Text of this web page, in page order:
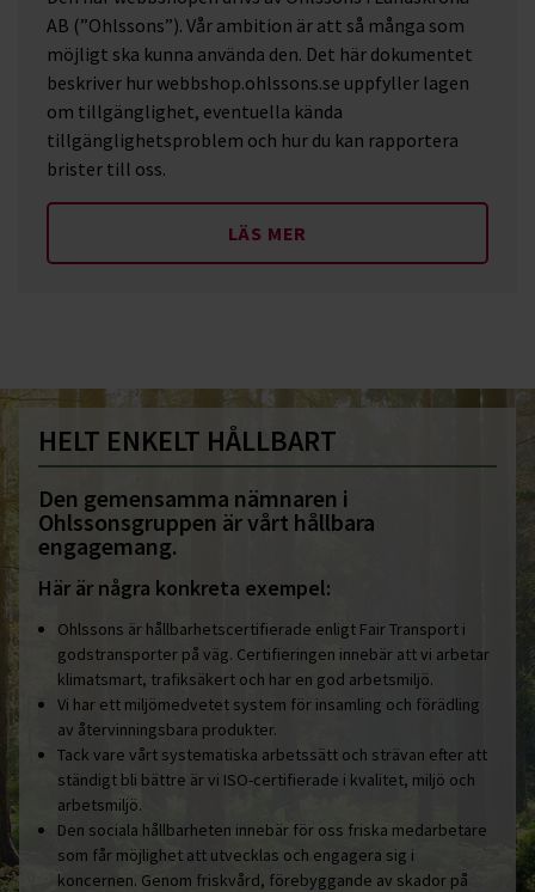
AB (”Ohlssons”). Vår ambition är att så många som
möjligt ska kunna använda den. Det här dokumentet
beskriver hur webbshop.ohlssons.se uppfyller lagen
om tillgänglighet, eventuella kända
tillgänglighetsproblem och hur du kan rapportera
brister till oss.
LÄS MER
HELT ENKELT HÅLLBART
Den gemensamma nämnaren i
Ohlssonsgruppen är vårt hållbara
engagemang.
Här är några konkreta exempel:
Ohlssons är hållbarhetscertifierade enligt Fair Transport i
godstransporter på väg. Certifieringen innebär att vi arbetar
klimatsmart, trafiksäkert och har en god arbetsmiljö.
Vi har ett miljömedvetet system för insamling och förädling
av återvinningsbara produkter.
Tack vare vårt systematiska arbetssätt och strävan efter att
ständigt bli bättre är vi ISO-certifierade i kvalitet, miljö och
arbetsmiljö.
Den sociala hållbarheten innebär för oss friska medarbetare
som får möjlighet att utvecklas och engagera sig i
koncernen. Genom friskvård, förebyggande av skador på